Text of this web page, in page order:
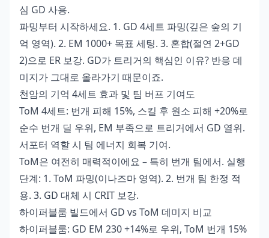
심 GD 사용.
파밍부터 시작하세요. 1. GD 4세트 파밍(깊은 숲의 기
억 영역). 2. EM 1000+ 목표 세팅. 3. 혼합(절연 2+GD
2)으로 ER 보강. GD가 트리거의 핵심인 이유? 반응 데
미지가 그대로 올라가기 때문이죠.
천암의 기억 4세트 효과 및 팀 버프 기여도
ToM 4세트: 번개 피해 15%, 스킬 후 원소 피해 +20%로
순수 번개 딜 우위, EM 부족으로 트리거에서 GD 열위.
서포터 역할 시 팀 에너지 회복 기여.
ToM은 여전히 매력적이에요 – 특히 번개 팀에서. 실행
단계: 1. ToM 파밍(이나즈마 영역). 2. 번개 팀 한정 적
용. 3. GD 대체 시 CRIT 보강.
하이퍼블룸 빌드에서 GD vs ToM 데미지 비교
하이퍼블룸: GD EM 230 +14%로 우위, ToM 번개 15%